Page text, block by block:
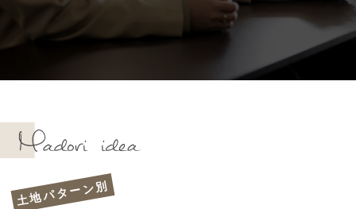
土地パターン別